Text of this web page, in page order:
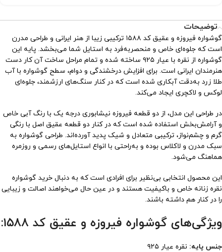
توضیحات
گوشواره فیروزه و عقیق کد ۱۵۸۸ ترکیبی زیبا از هنر ایرانی و طراحی مدرن
است که جلوه‌ای خاص و منحصربه‌فرد به استایل شما می‌بخشد. پایه این
گوشواره از نقره با عیار ۹۲۵ ساخته شده و تمام مراحل ساخت آن کار دست
هنرمندان ایرانی است. برای افزایش درخشندگی و دوام، سطح گوشواره با آب
طلا زرد به‌دقت آبکاری شده است که در کنار سنگ‌های ارزشمند، جلوه‌ای
لوکس و لاکچری ایجاد می‌کند.
در طراحی این مدل، از دو قطعه فیروزه نیشابوری درجه یک با رنگ آبی خاص
و آرامش‌بخش استفاده شده است که در کنار دو قطعه عقیق اصل با رنگی
گرم و چشم‌نواز، ترکیبی متعادل و شیک پدید آورده‌اند. طراحی گوشواره به
سبک مدرن و لاکلاس بوده و به‌راحتی با انواع استایل‌های رسمی و روزمره
هماهنگ می‌شود.
این محصول انتخابی بی‌نظیر برای افرادی است که به دنبال خرید گوشواره
نقره زنانه خاص و باکیفیت هستند و در عین حال می‌خواهند اصالت و زیبایی
را در کنار هم داشته باشند.
ویژگی‌های گوشواره فیروزه و عقیق کد ۱۵۸۸:
جنس پایه: نقره عیار ۹۲۵